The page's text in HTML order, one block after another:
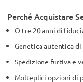
Perché Acquistare
Oltre 20 anni di
Genetica autentica di
Spedizione furtiva e
Molteplici opzioni di